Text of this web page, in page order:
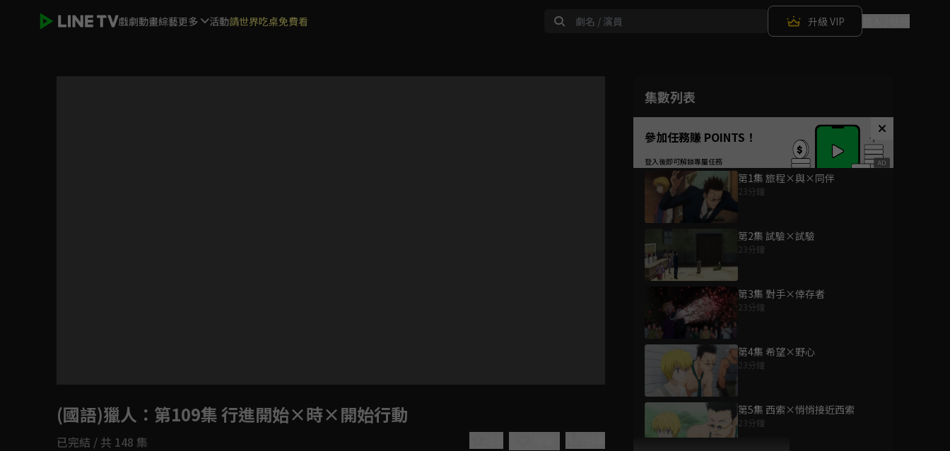
戲劇動畫綜藝更多 活動請世界吃桌免費看 升級 VIP
如有不便請見諒
回首頁
集數列表
參加任務賺 POINTS！
第1集 旅程×與×同伴
23分鐘
第2集 試驗×試驗
23分鐘
第3集 對手×倖存者
23分鐘
第4集 希望×野心
23分鐘
第5集 西索×悄悄接近西索
23分鐘
(國語)獵人 ：第109集 行進開始×時×開始行動
已完結 / 共 148 集
為您推薦